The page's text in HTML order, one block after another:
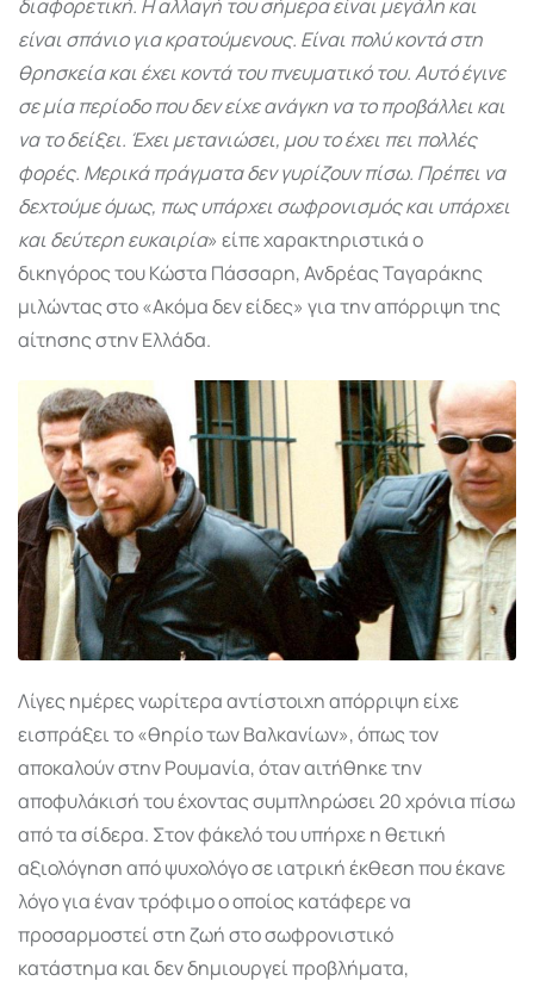
διαφορετική. Η αλλαγή του σήμερα είναι μεγάλη και
είναι σπάνιο για κρατούμενους. Είναι πολύ κοντά στη
θρησκεία και έχει κοντά του πνευματικό του. Αυτό έγινε
σε μία περίοδο που δεν είχε ανάγκη να το προβάλλει και
να το δείξει. Έχει μετανιώσει, μου το έχει πει πολλές
φορές. Μερικά πράγματα δεν γυρίζουν πίσω. Πρέπει να
δεχτούμε όμως, πως υπάρχει σωφρονισμός και υπάρχει
και δεύτερη ευκαιρία» είπε χαρακτηριστικά ο
δικηγόρος του Κώστα Πάσσαρη, Ανδρέας Ταγαράκης
μιλώντας στο «Ακόμα δεν είδες» για την απόρριψη της
αίτησης στην Ελλάδα.
Λίγες ημέρες νωρίτερα αντίστοιχη απόρριψη είχε
εισπράξει το «θηρίο των Βαλκανίων», όπως τον
αποκαλούν στην Ρουμανία, όταν αιτήθηκε την
αποφυλάκισή του έχοντας συμπληρώσει 20 χρόνια πίσω
από τα σίδερα. Στον φάκελό του υπήρχε η θετική
αξιολόγηση από ψυχολόγο σε ιατρική έκθεση που έκανε
λόγο για έναν τρόφιμο ο οποίος κατάφερε να
προσαρμοστεί στη ζωή στο σωφρονιστικό
κατάστημα και δεν δημιουργεί προβλήματα,